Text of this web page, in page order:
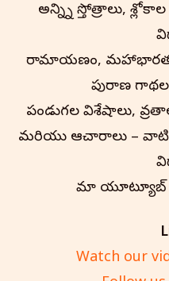
అన్న్ని స్తోత్రాలు,
రామాయణం,
పురాణ గాథల
పండుగల విశేషాలు,
మరియు ఆచారాలు – వాటి
మా యూట్యూబ్
Watch our